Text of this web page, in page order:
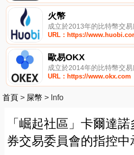
火幣
成立於2013年的比特幣交易
URL：https://
歐易OKX
成立於2014年的比特幣交易
URL：https://www.okx.com
首頁 > 屎幣 > Info
「崛起社區」卡爾達
券交易委員會的指控